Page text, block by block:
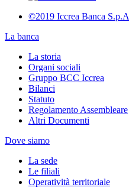
©2019 Iccrea Banca S.p.A
La banca
La storia
Organi sociali
Gruppo BCC Iccrea
Bilanci
Statuto
Regolamento Assembleare
Altri Documenti
Dove siamo
La sede
Le filiali
Operatività territoriale